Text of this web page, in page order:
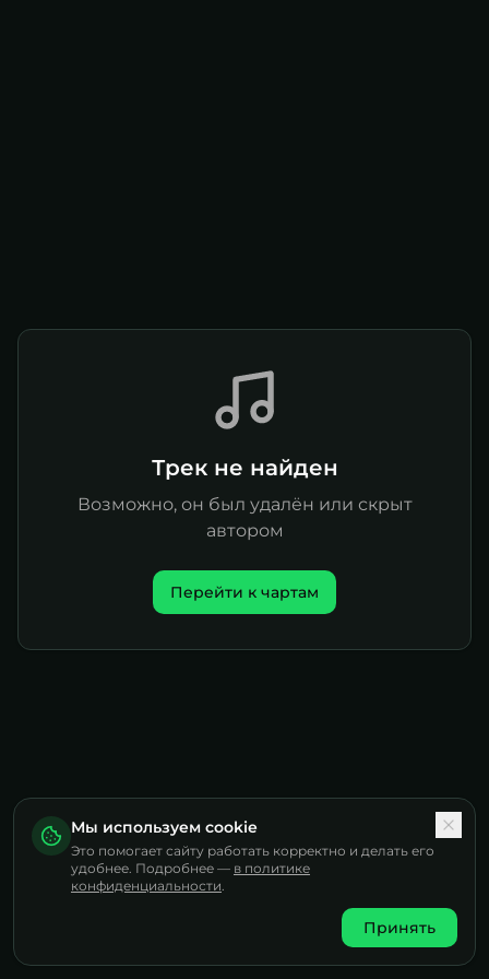
Трек не найден
Возможно, он был удалён или скрыт
автором
Перейти к чартам
Мы используем cookie
Это помогает сайту работать корректно и делать его
удобнее. Подробнее — в политике
конфиденциальности.
Принять